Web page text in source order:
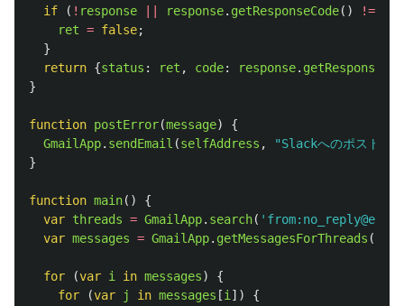
if
( ! response response. getResponseCode() !=
ret = false;
}
return {status : ret , code: response.
}
function postError(message)
{
GmailApp. sendEmail (selfAddress , "Slackへのポストに
}
function main()
{
var threads = GmailApp. search( '
var messages = GmailApp. getMessagesForThreads (
for (var i in messages)
{
for
(var j in messages [i ])
{